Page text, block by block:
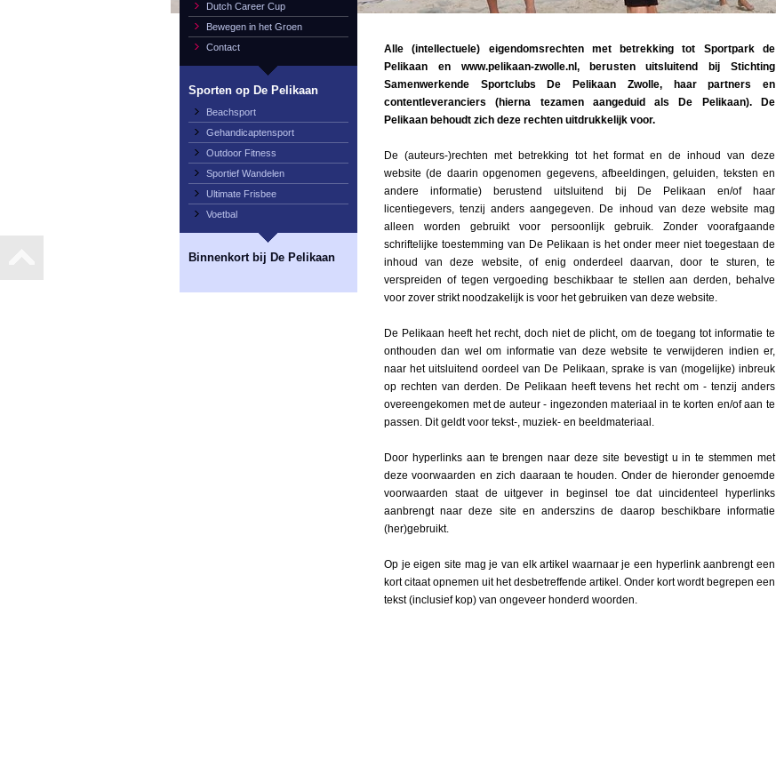
Dutch Career Cup
Bewegen in het Groen
Contact
Sporten op De Pelikaan
Beachsport
Gehandicaptensport
Outdoor Fitness
Sportief Wandelen
Ultimate Frisbee
Voetbal
Binnenkort bij De Pelikaan
Alle (intellectuele) eigendomsrechten met betrekking tot Sportpark de
Pelikaan en www.pelikaan-zwolle.nl, berusten uitsluitend bij Stichting
Samenwerkende Sportclubs De Pelikaan Zwolle, haar partners en
contentleveranciers (hierna tezamen aangeduid als De Pelikaan). De
Pelikaan behoudt zich deze rechten uitdrukkelijk voor.
De (auteurs-)rechten met betrekking tot het format en de inhoud van deze
website (de daarin opgenomen gegevens, afbeeldingen, geluiden, teksten en
andere informatie) berustend uitsluitend bij De Pelikaan en/of haar
licentiegevers, tenzij anders aangegeven. De inhoud van deze website mag
alleen worden gebruikt voor persoonlijk gebruik. Zonder voorafgaande
schriftelijke toestemming van De Pelikaan is het onder meer niet toegestaan de
inhoud van deze website, of enig onderdeel daarvan, door te sturen, te
verspreiden of tegen vergoeding beschikbaar te stellen aan derden, behalve
voor zover strikt noodzakelijk is voor het gebruiken van deze website.
De Pelikaan heeft het recht, doch niet de plicht, om de toegang tot informatie te
onthouden dan wel om informatie van deze website te verwijderen indien er,
naar het uitsluitend oordeel van De Pelikaan, sprake is van (mogelijke) inbreuk
op rechten van derden. De Pelikaan heeft tevens het recht om - tenzij anders
overeengekomen met de auteur - ingezonden materiaal in te korten en/of aan te
passen. Dit geldt voor tekst-, muziek- en beeldmateriaal.
Door hyperlinks aan te brengen naar deze site bevestigt u in te stemmen met
deze voorwaarden en zich daaraan te houden. Onder de hieronder genoemde
voorwaarden staat de uitgever in beginsel toe dat uincidenteel hyperlinks
aanbrengt naar deze site en anderszins de daarop beschikbare informatie
(her)gebruikt.
Op je eigen site mag je van elk artikel waarnaar je een hyperlink aanbrengt een
kort citaat opnemen uit het desbetreffende artikel. Onder kort wordt begrepen een
tekst (inclusief kop) van ongeveer honderd woorden.